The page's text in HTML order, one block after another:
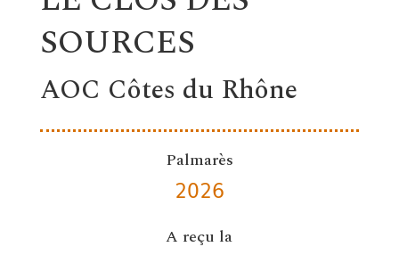
SOURCES
AOC Côtes du Rhône
Palmarès
2026
A reçu la